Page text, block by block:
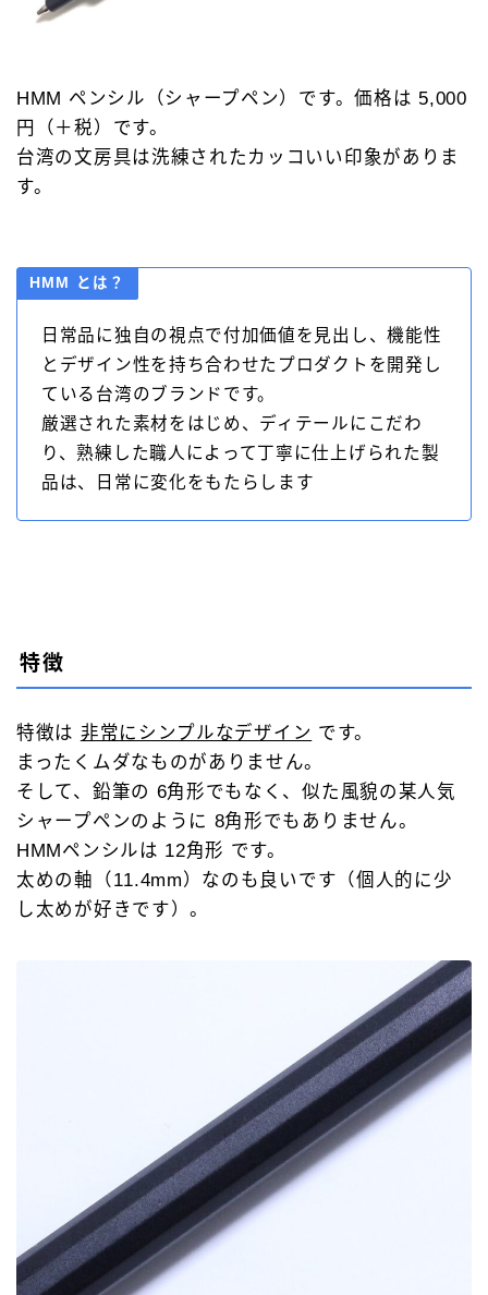
HMM ペンシル（シャープペン）です。価格は 5,000
円（＋税）です。
台湾の文房具は洗練されたカッコいい印象がありま
す。
HMM とは？
日常品に独自の視点で付加価値を見出し、機能性
とデザイン性を持ち合わせたプロダクトを開発し
ている台湾のブランドです。
厳選された素材をはじめ、ディテールにこだわ
り、熟練した職人によって丁寧に仕上げられた製
品は、日常に変化をもたらします
特徴
特徴は 非常にシンプルなデザイン です。
まったくムダなものがありません。
そして、鉛筆の 6角形でもなく、似た風貌の某人気
シャープペンのように 8角形でもありません。
HMMペンシルは 12角形 です。
太めの軸（11.4mm）なのも良いです（個人的に少
し太めが好きです）。